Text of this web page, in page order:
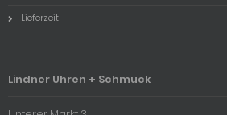
Lieferzeit
Lindner Uhren + Schmuck